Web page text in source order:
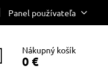
Panel používateľa
Nákupný košík
0 €